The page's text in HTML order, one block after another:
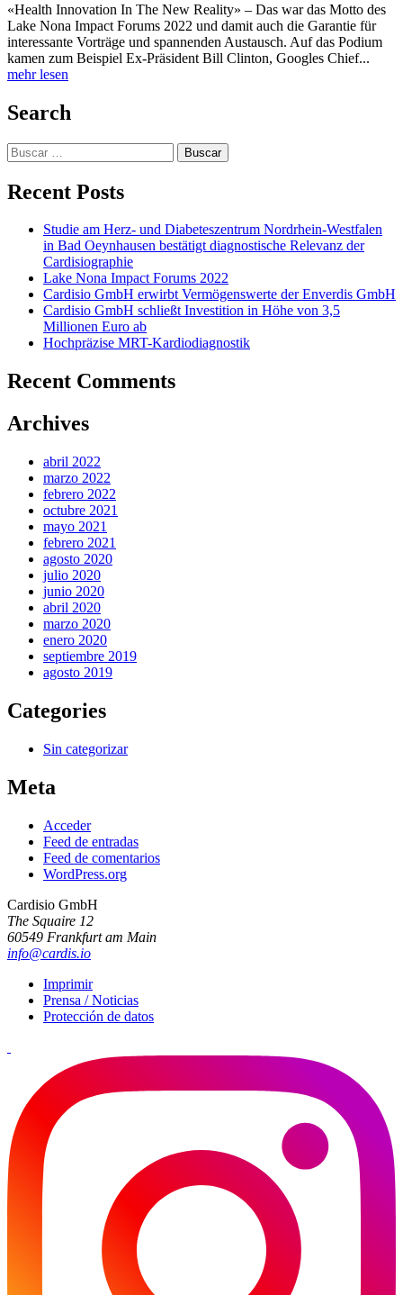
«Health Innovation In The New Reality» – Das war das Motto des
Lake Nona Impact Forums 2022 und damit auch die Garantie für
interessante Vorträge und spannenden Austausch. Auf das Podium
kamen zum Beispiel Ex-Präsident Bill Clinton, Googles Chief...
mehr lesen
Search
Buscar:
Recent Posts
Studie am Herz- und Diabeteszentrum Nordrhein-Westfalen
in Bad Oeynhausen bestätigt diagnostische Relevanz der
Cardisiographie
Lake Nona Impact Forums 2022
Cardisio GmbH erwirbt Vermögenswerte der Enverdis GmbH
Cardisio GmbH schließt Investition in Höhe von 3,5
Millionen Euro ab
Hochpräzise MRT-Kardiodiagnostik
Recent Comments
Archives
abril 2022
marzo 2022
febrero 2022
octubre 2021
mayo 2021
febrero 2021
agosto 2020
julio 2020
junio 2020
abril 2020
marzo 2020
enero 2020
septiembre 2019
agosto 2019
Categories
Sin categorizar
Meta
Acceder
Feed de entradas
Feed de comentarios
WordPress.org
Cardisio GmbH
The Squaire 12
60549 Frankfurt am Main
info@cardis.io
Imprimir
Prensa / Noticias
Protección de datos